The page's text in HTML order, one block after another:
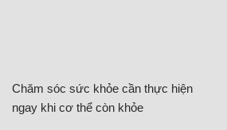
Chăm sóc sức khỏe cần thực hiện
ngay khi cơ thể còn khỏe